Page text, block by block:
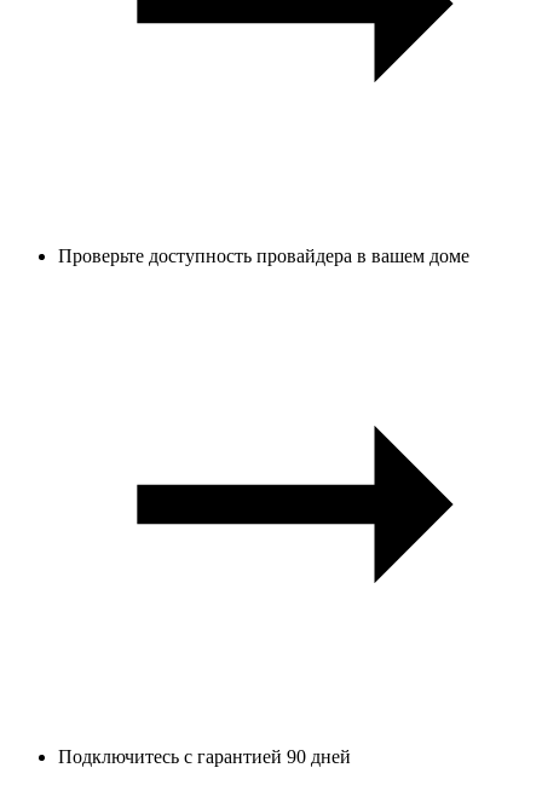
Проверьте доступность провайдера в вашем доме
Подключитесь с гарантией 90 дней